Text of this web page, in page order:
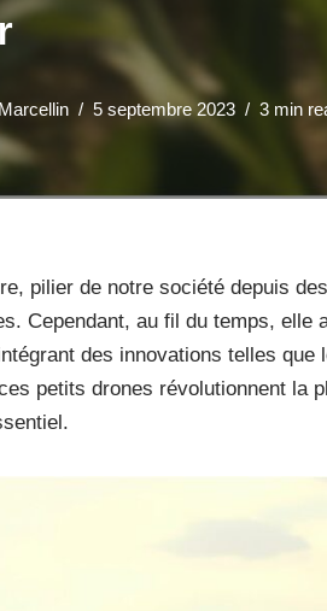
5 septembre 2023 3 min
pilier de notre société depuis
Cependant, au fil du temps, elle
des innovations telles
petits drones révolutionnent la